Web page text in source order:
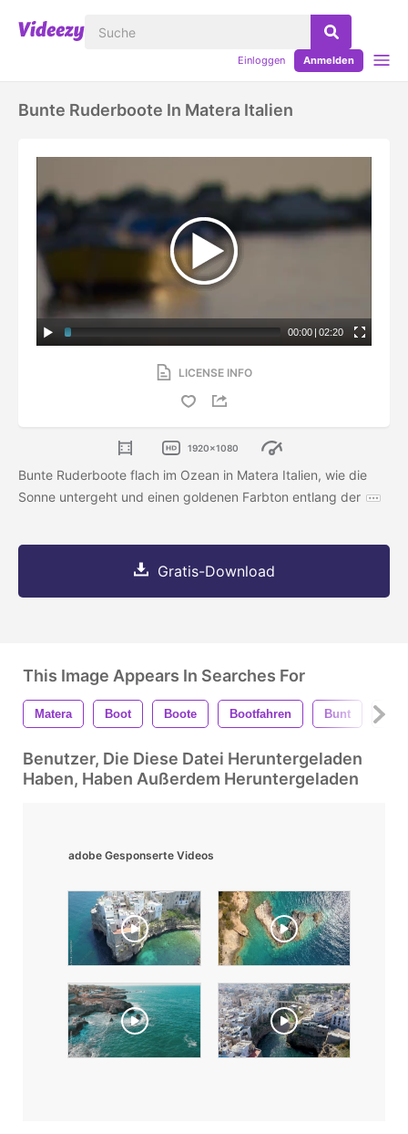
Einloggen Anmelden
Bunte Ruderboote In Matera Italien
00:00 | 02:20
LICENSE INFO
1920x1080
Bunte Ruderboote flach im Ozean in Matera Italien, wie die
Sonne untergeht und einen goldenen Farbton entlang der
Gratis-Download
This Image Appears In Searches For
Matera Boot Boote Bootfahren Bunt
Benutzer, Die Diese Datei Heruntergeladen
Haben, Haben Außerdem Heruntergeladen
adobe Gesponserte Videos